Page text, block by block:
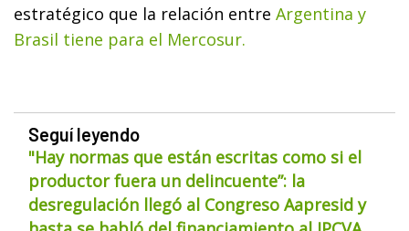
estratégico que la relación entre Argentina y
Brasil tiene para el Mercosur.
Seguí leyendo
"Hay normas que están escritas como si el
productor fuera un delincuente”: la
desregulación llegó al Congreso Aapresid y